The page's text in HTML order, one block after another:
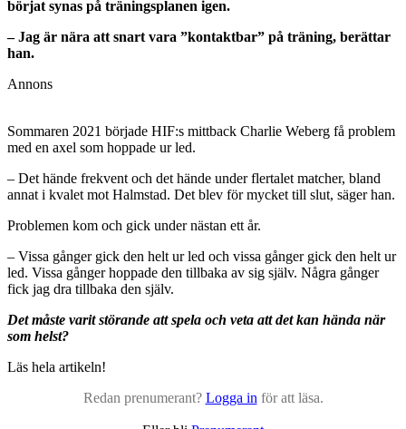
börjat synas på träningsplanen igen.
– Jag är nära att snart vara ”kontaktbar” på träning, berättar
han.
Annons
Sommaren 2021 började HIF:s mittback Charlie Weberg få problem
med en axel som hoppade ur led.
– Det hände frekvent och det hände under flertalet matcher, bland
annat i kvalet mot Halmstad. Det blev för mycket till slut, säger han.
Problemen kom och gick under nästan ett år.
– Vissa gånger gick den helt ur led och vissa gånger gick den helt ur
led. Vissa gånger hoppade den tillbaka av sig själv. Några gånger
fick jag dra tillbaka den själv.
Det måste varit störande att spela och veta att det kan hända när
som helst?
Läs hela artikeln!
Redan prenumerant? Logga in för att läsa.